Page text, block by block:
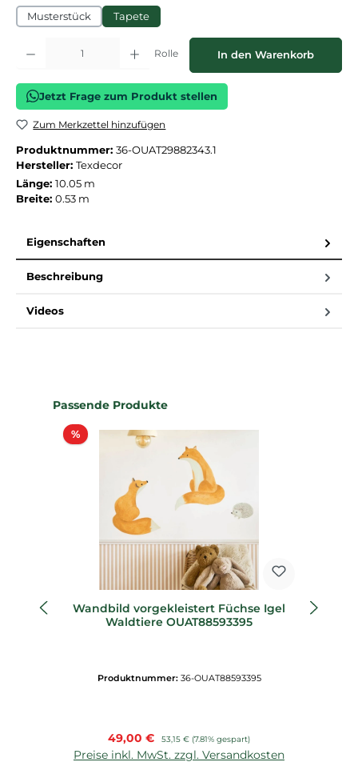
Musterstück Tapete
Produkt Anzahl: Gib den gewünschten Wert ein oder benutze die
Rolle In den Warenkorb
Jetzt Frage zum Produkt stellen
Zum Merkzettel hinzufügen
Produktnummer: 36-OUAT29882343.1
Hersteller: Texdecor
Länge: 10.05 m
Breite: 0.53 m
Eigenschaften
Beschreibung
Videos
Produktgalerie überspringen
Passende Produkte
%Rabatt
Wandbild vorgekleistert Füchse Igel
Waldtiere OUAT88593395
Produktnummer: 36-OUAT88593395
Verkaufspreis:
49,00 € Regulärer Preis:
53,15 € (7.81% gespart)
Preise inkl. MwSt. zzgl. Versandkosten